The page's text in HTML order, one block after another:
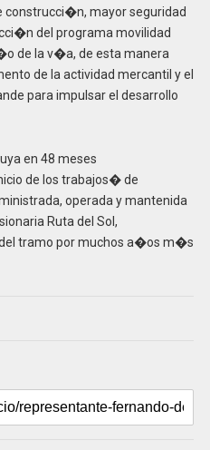
construcci�n, mayor seguridad
del programa movilidad
de la v�a, de esta manera
de la actividad mercantil y el
para impulsar el desarrollo
en 48 meses
de los trabajos� de
operada y mantenida
Ruta del Sol,
tramo por muchos a�os m�s